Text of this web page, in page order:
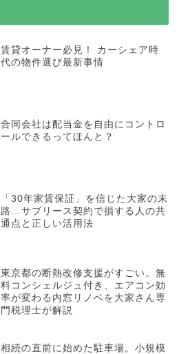
賃貸オーナー必見！ カーシェア時
代の物件選び最新事情
合同会社は配当金を自由にコントロ
ールできるってほんと？
「30年家賃保証」を信じた大家の末
路…サブリース契約で損する人の共
通点と正しい活用法
東京都の断熱改修支援がすごい。無
料コンシェルジュ付き、エアコン効
率が変わる内窓リノベを大家さん専
門税理士が解説
相続の直前に始めた駐車場。小規模